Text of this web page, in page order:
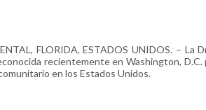
FLORIDA, ESTADOS UNIDOS. – La
recientemente en Washington,
en los Estados Unidos.